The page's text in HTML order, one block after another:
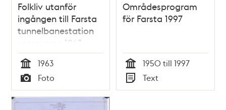
Folkliv utanför
ingången till Farsta
tunnelbanestation
sommaren 1963
Tid
1963
Typ
Foto
Områdesprogram
för Farsta 1997
Tid
1950 till 1997
Typ
Text